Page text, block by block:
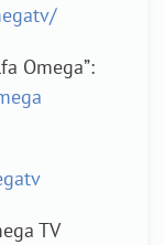
Omega”:
TV